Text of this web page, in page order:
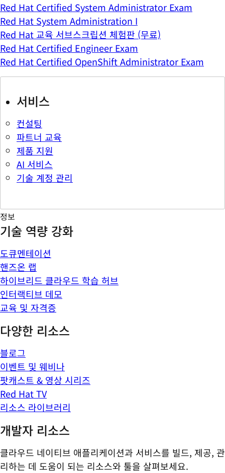
Red Hat Certified System Administrator Exam
Red Hat System Administration I
Red Hat 교육 서브스크립션 체험판 (무료)
Red Hat Certified Engineer Exam
Red Hat Certified OpenShift Administrator Exam
서비스
컨설팅
파트너 교육
제품 지원
AI 서비스
기술 계정 관리
정보
기술 역량 강화
도큐멘테이션
핸즈온 랩
하이브리드 클라우드 학습 허브
인터랙티브 데모
교육 및 자격증
다양한 리소스
블로그
이벤트 및 웨비나
팟캐스트 & 영상 시리즈
Red Hat TV
리소스 라이브러리
개발자 리소스
클라우드 네이티브 애플리케이션과 서비스를 빌드, 제공, 관
리하는 데 도움이 되는 리소스와 툴을 살펴보세요.